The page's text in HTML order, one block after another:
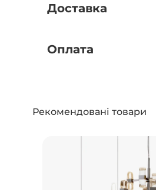
Доставка
Оплата
Рекомендовані товари